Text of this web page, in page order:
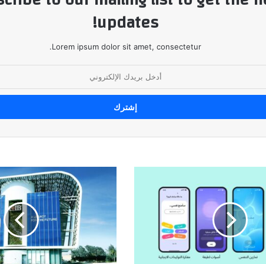
updates!
Lorem ipsum dolor sit amet, consectetur.
مصر
CIB
يُطلق
برنامجًا